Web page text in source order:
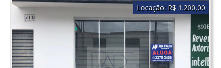
Locação: R$ 1.200,00